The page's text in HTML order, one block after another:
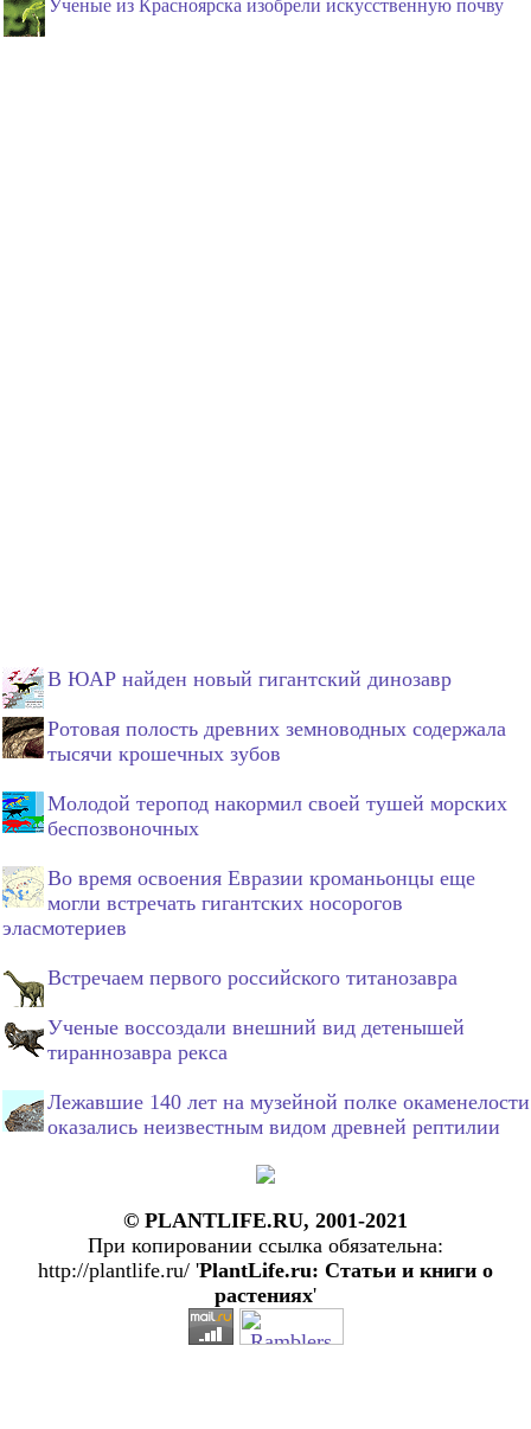
Ученые из Красноярска изобрели искусственную почву
В ЮАР найден новый гигантский динозавр
Ротовая полость древних земноводных содержала
тысячи крошечных зубов
Молодой теропод накормил своей тушей морских
беспозвоночных
Во время освоения Евразии кроманьонцы еще
могли встречать гигантских носорогов
эласмотериев
Встречаем первого российского титанозавра
Ученые воссоздали внешний вид детенышей
тираннозавра рекса
Лежавшие 140 лет на музейной полке окаменелости
оказались неизвестным видом древней рептилии
© PLANTLIFE.RU, 2001-2021
При копировании ссылка обязательна:
http://plantlife.ru/ 'PlantLife.ru: Статьи и книги о
растениях'